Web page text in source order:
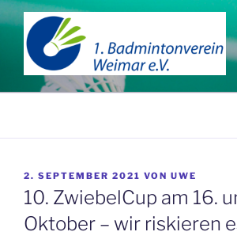
Zum
Inhalt
springen
1.
VERÖFFENTLICHT
AM
2. SEPTEMBER 2021 VON UWE
10. ZwiebelCup am 16.
Oktober – wir riskieren